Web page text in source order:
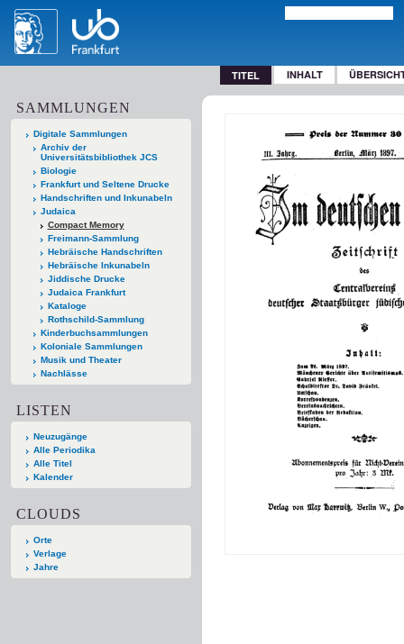
TITEL INHALT
SAMMLUNGEN
Digitale Sammlungen
Archiv der
Universitätsbibliothek JCS
Biologie
Frankfurt und Seltene Drucke
Handschriften und Inkunabeln
Judaica
Compact Memory
Freimann-Sammlung
Hebräische Handschriften
Hebräische Inkunabeln
Jiddische Drucke
Judaica Frankfurt
Kataloge
Rothschild-Sammlung
Kinderbuchsammlungen
Koloniale Sammlungen
Musik und Theater
Nachlässe
LISTEN
Neuzugänge
Alle Periodika
Alle Titel
Kalender
CLOUDS
Orte
Verlage
Jahre